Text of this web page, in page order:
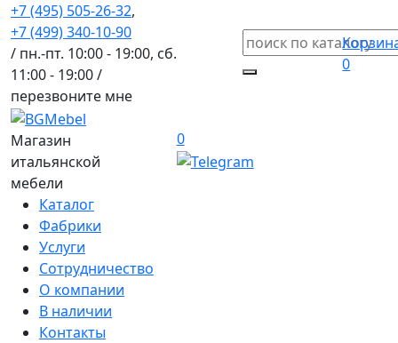
+7 (495) 505-26-32,
+7 (499) 340-10-90
/ пн.-пт. 10:00 - 19:00, сб.
11:00 - 19:00 /
перезвоните мне
0
Магазин
итальянской
мебели
0
Каталог
Фабрики
Услуги
Сотрудничество
О компании
В наличии
Контакты